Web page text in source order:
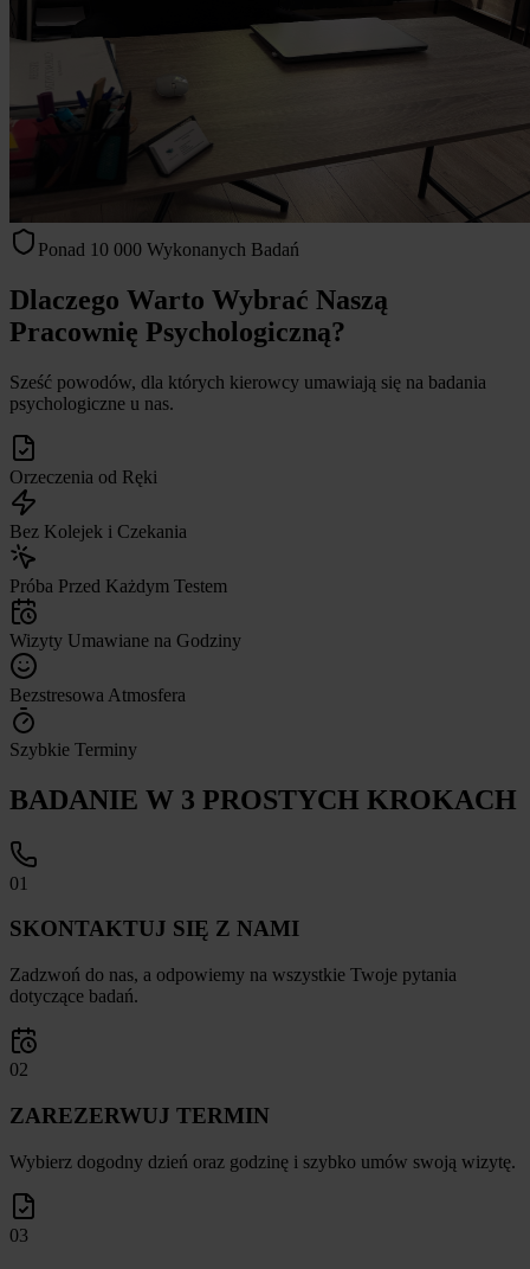
Ponad 10 000 Wykonanych Badań
Dlaczego Warto Wybrać Naszą
Pracownię Psychologiczną?
Sześć powodów, dla których kierowcy umawiają się na badania
psychologiczne u nas.
Orzeczenia od Ręki
Bez Kolejek i Czekania
Próba Przed Każdym Testem
Wizyty Umawiane na Godziny
Bezstresowa Atmosfera
Szybkie Terminy
BADANIE W 3 PROSTYCH KROKACH
01
SKONTAKTUJ SIĘ Z NAMI
Zadzwoń do nas, a odpowiemy na wszystkie Twoje pytania
dotyczące badań.
02
ZAREZERWUJ TERMIN
Wybierz dogodny dzień oraz godzinę i szybko umów swoją wizytę.
03